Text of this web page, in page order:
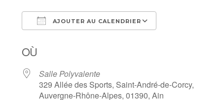
AJOUTER AU CALENDRIER
OÙ
Salle Polyvalente
329 Allée des Sports, Saint-André-de-Corcy,
Auvergne-Rhône-Alpes, 01390, Ain